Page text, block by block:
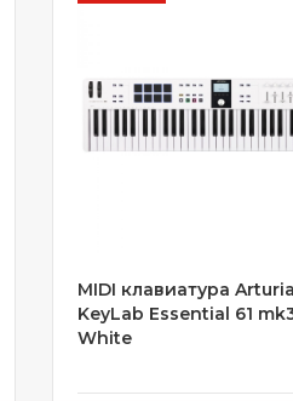
MIDI клавиатура Arturia
KeyLab Essential 61
White